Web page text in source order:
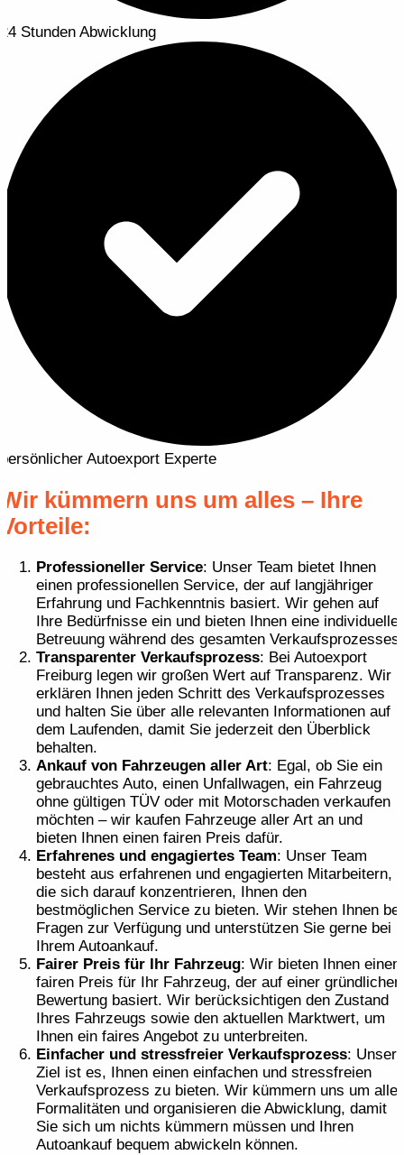
24 Stunden Abwicklung
persönlicher Autoexport Experte
Wir kümmern uns um alles – Ihre
Vorteile:
Professioneller Service: Unser Team bietet Ihnen
einen professionellen Service, der auf langjähriger
Erfahrung und Fachkenntnis basiert. Wir gehen auf
Ihre Bedürfnisse ein und bieten Ihnen eine individuelle
Betreuung während des gesamten Verkaufsprozesses.
Transparenter Verkaufsprozess: Bei Autoexport
Freiburg legen wir großen Wert auf Transparenz. Wir
erklären Ihnen jeden Schritt des Verkaufsprozesses
und halten Sie über alle relevanten Informationen auf
dem Laufenden, damit Sie jederzeit den Überblick
behalten.
Ankauf von Fahrzeugen aller Art: Egal, ob Sie ein
gebrauchtes Auto, einen Unfallwagen, ein Fahrzeug
ohne gültigen TÜV oder mit Motorschaden verkaufen
möchten – wir kaufen Fahrzeuge aller Art an und
bieten Ihnen einen fairen Preis dafür.
Erfahrenes und engagiertes Team: Unser Team
besteht aus erfahrenen und engagierten Mitarbeitern,
die sich darauf konzentrieren, Ihnen den
bestmöglichen Service zu bieten. Wir stehen Ihnen bei
Fragen zur Verfügung und unterstützen Sie gerne bei
Ihrem Autoankauf.
Fairer Preis für Ihr Fahrzeug: Wir bieten Ihnen einen
fairen Preis für Ihr Fahrzeug, der auf einer gründlichen
Bewertung basiert. Wir berücksichtigen den Zustand
Ihres Fahrzeugs sowie den aktuellen Marktwert, um
Ihnen ein faires Angebot zu unterbreiten.
Einfacher und stressfreier Verkaufsprozess: Unser
Ziel ist es, Ihnen einen einfachen und stressfreien
Verkaufsprozess zu bieten. Wir kümmern uns um alle
Formalitäten und organisieren die Abwicklung, damit
Sie sich um nichts kümmern müssen und Ihren
Autoankauf bequem abwickeln können.